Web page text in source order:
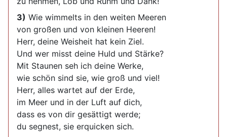
3) Wie wimmelts in den weiten Meeren
von großen und von kleinen Heeren!
Herr, deine Weisheit hat kein Ziel.
Und wer misst deine Huld und Stärke?
Mit Staunen seh ich deine Werke,
wie schön sind sie, wie groß und viel!
Herr, alles wartet auf der Erde,
im Meer und in der Luft auf dich,
dass es von dir gesättigt werde;
du segnest, sie erquicken sich.